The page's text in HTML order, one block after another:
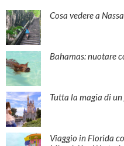
Cosa vedere a
Bahamas: nuotare
Tutta la magia di
Viaggio in Florida